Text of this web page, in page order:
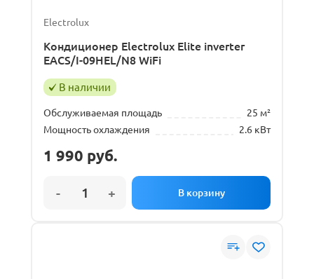
Electrolux
Кондиционер Electrolux Elite inverter
EACS/I-09HEL/N8 WiFi
В наличии
Обслуживаемая площадь
25 м²
Мощность охлаждения
2.6 кВт
1 990 руб.